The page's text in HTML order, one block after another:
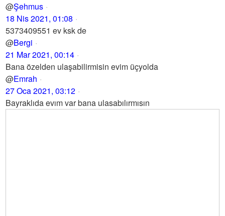
@Şehmus
18 Nis 2021, 01:08
5373409551 ev ksk de
@Bergi
21 Mar 2021, 00:14
Bana özelden ulaşabilirmisin evim üçyolda
@Emrah
27 Oca 2021, 03:12
Bayraklıda evım var bana ulasabılırmısın